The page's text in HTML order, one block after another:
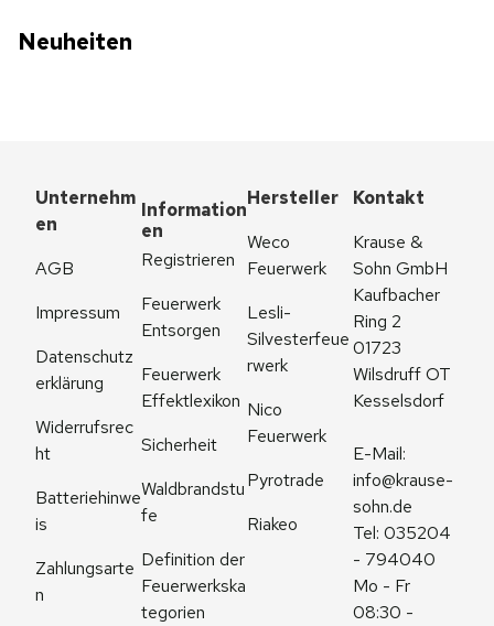
Neuheiten
Unternehm
en
AGB
Impressum
Datenschutz
erklärung
Widerrufsrec
ht
Batteriehinwe
is
Zahlungsarte
n
Information
en
Registrieren
Feuerwerk
Entsorgen
Feuerwerk
Effektlexikon
Sicherheit
Waldbrandstu
fe
Definition der
Feuerwerkska
tegorien
Hersteller
Weco
Feuerwerk
Lesli-
Silvesterfeue
rwerk
Nico
Feuerwerk
Pyrotrade
Riakeo
Kontakt
Krause &
Sohn GmbH
Kaufbacher
Ring 2
01723
Wilsdruff OT
Kesselsdorf
info@krause-
sohn.de
Tel: 035204
- 794040
Mo - Fr
08:30 -